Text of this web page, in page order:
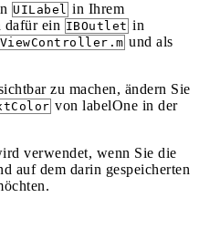
UILabel in Ihrem
dafür ein IBOutlet in
ViewController.m und als
zu machen, ändern Sie
von labelOne in der
verwendet, wenn Sie die
auf dem darin gespeicherten